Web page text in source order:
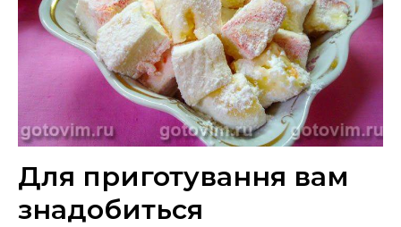
Для приготування вам
знадобиться